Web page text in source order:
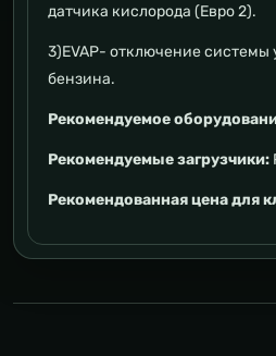
датчика кислорода (Евро 2).
3)EVAP- отключение системы
бензина.
Рекомендуемое
Рекомендуемые загрузчики:
Рекомендованная цена для